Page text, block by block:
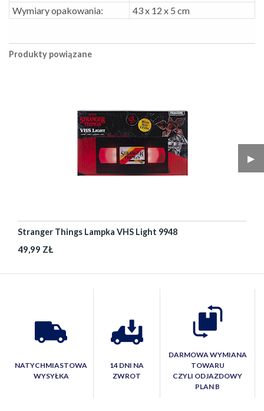
Wymiary opakowania:
43 x 12 x 5 cm
Produkty powiązane
▶︎
Stranger Things Lampka VHS Light 9948
49,99 ZŁ
NATYCHMIASTOWA
WYSYŁKA
14 DNI NA
ZWROT
DARMOWA WYMIANA
TOWARU
CZYLI ODJAZDOWY
PLAN B